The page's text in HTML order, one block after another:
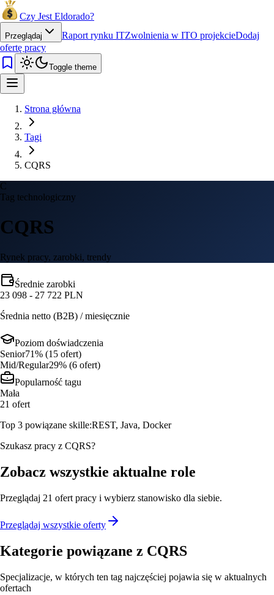
Czy Jest Eldorado?
Przeglądaj Raport rynku ITZwolnienia w ITO projekcieDodaj
ofertę pracy
Toggle theme
Strona główna
Tagi
CQRS
C
Tag technologiczny
CQRS
Rynek pracy, zarobki, trendy
Średnie zarobki
23 098 - 27 722 PLN
Średnia netto (B2B) / miesięcznie
Poziom doświadczenia
Senior71% (15 ofert)
Mid/Regular29% (6 ofert)
Popularność tagu
Mała
21 ofert
Top 3 powiązane skille:REST, Java, Docker
Szukasz pracy z CQRS?
Zobacz wszystkie aktualne role
Przeglądaj 21 ofert pracy i wybierz stanowisko dla siebie.
Przeglądaj wszystkie oferty
Kategorie powiązane z CQRS
Specjalizacje, w których ten tag najczęściej pojawia się w aktualnych
ofertach